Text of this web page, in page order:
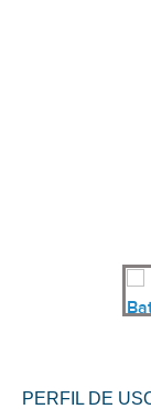
PERFIL DE